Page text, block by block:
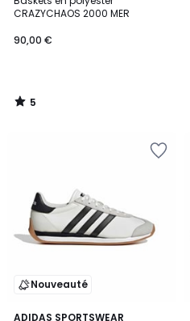
CRAZYCHAOS 2000 MER
90,00 €
5
5
/
Nouveauté
ADIDAS SPORTSWEAR